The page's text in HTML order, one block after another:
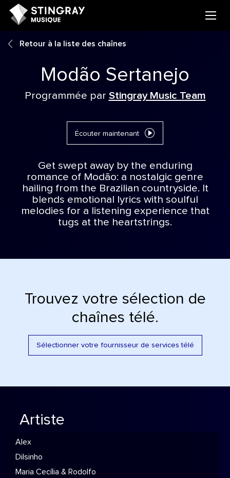
Retour à la liste des chaînes
Modão Sertanejo
Programmée par Stingray Music Team
Écouter maintenant
Get swept away by the enduring
romance of Modão: a nostalgic genre
hailing from the Brazilian countryside. It
blends emotional lyrics with soulful
melodies for a listening experience that
tugs at the heartstrings.
Trouvez votre sélection de
chaînes télé.
Sélectionner votre fournisseur de services télé
Artiste
Alex
Dilsinho
Maria Cecília & Rodolfo